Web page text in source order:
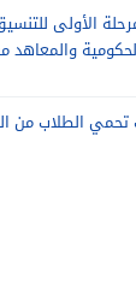
الأولى
تحذر: 5 خطوات تحمي الطلاب